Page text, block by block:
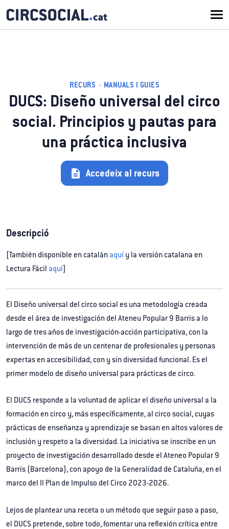
RECURS · MANUALS I GUIES
DUCS: Diseño universal del circo
social. Principios y pautas para
una práctica inclusiva
description Accedeix al recurs
Descripció
[También disponible en catalánaquí y la versión catalana en
Lectura Fácil aquí]
El Diseño universal del circo social es una metodología creada
desde el área de investigación del Ateneu Popular 9 Barris a lo
largo de tres años de investigación-acción participativa, con la
intervención de más de un centenar de profesionales y personas
expertas en accesibilidad, con y sin diversidad funcional. Es el
primer modelo de diseño universal para prácticas de circo.
El DUCS responde a la voluntad de aplicar el diseño universal a la
formación en circo y, más específicamente, al circo social, cuyas
prácticas de enseñanza y aprendizaje se basan en altos valores de
inclusión y respeto a la diversidad. La iniciativa se inscribe en un
proyecto de investigación desarrollado desde el Ateneo Popular 9
Barris (Barcelona), con apoyo de la Generalidad de Cataluña, en el
marco del II Plan de Impulso del Circo 2023-2026.
Lejos de plantear una receta o un método que seguir paso a paso,
el DUCS pretende, sobre todo, fomentar una reflexión crítica entre